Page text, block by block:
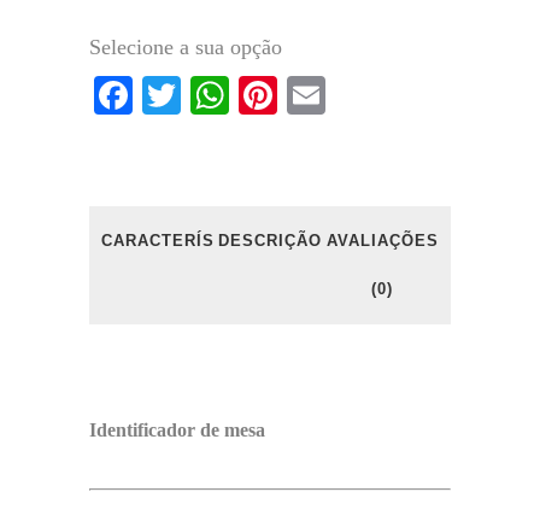
Selecione a sua opção
Facebook
TwitterWhatsApp
Pinterest
CARACTERÍSTICASDESCRIÇÃO AVALIAÇÕES
(0)
Identificador de mesa